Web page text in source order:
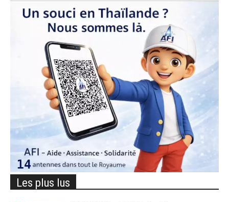
Les plus lus